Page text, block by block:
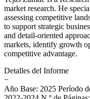
market research. He
assessing competitive
to support strategic
and detail-oriented
markets, identify growth
competitive advantage.
Detalles del Informe
−
Año Base: 2025 Período